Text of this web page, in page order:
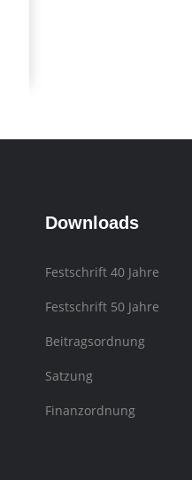
Downloads
Festschrift 40 Jahre
Festschrift 50 Jahre
Beitragsordnung
Satzung
Finanzordnung